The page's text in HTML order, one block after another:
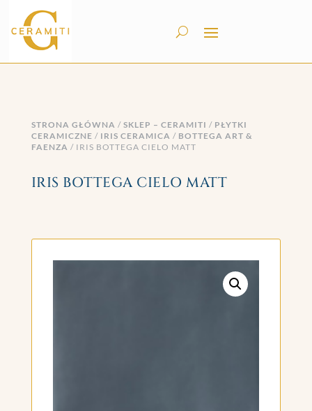
STRONA GŁÓWNA / SKLEP – CERAMITI / PŁYTKI
CERAMICZNE / IRIS CERAMICA / BOTTEGA ART &
FAENZA / IRIS BOTTEGA CIELO MATT
IRIS BOTTEGA CIELO MATT